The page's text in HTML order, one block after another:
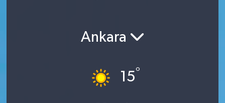
Ankara
15°